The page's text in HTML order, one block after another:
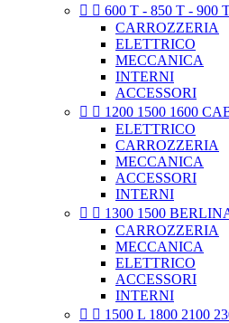
  600 T - 850 T - 900
CARROZZERIA
ELETTRICO
MECCANICA
INTERNI
ACCESSORI
  1200 1500 1600
ELETTRICO
CARROZZERIA
MECCANICA
ACCESSORI
INTERNI
  1300 1500
CARROZZERIA
MECCANICA
ELETTRICO
ACCESSORI
INTERNI
  1500 L 1800 2100